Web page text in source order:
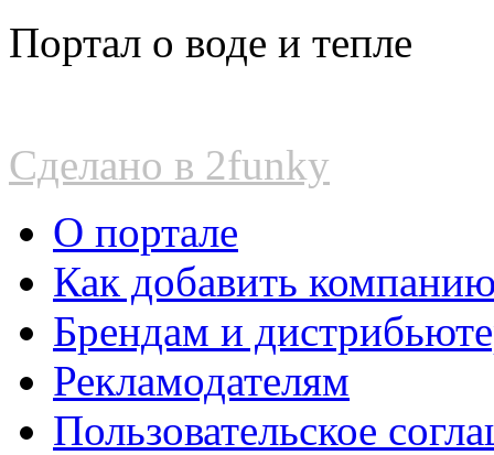
Портал о воде и тепле
Сделано в 2funky
О портале
Как добавить
Брендам и
Рекламодателям
Пользовательское